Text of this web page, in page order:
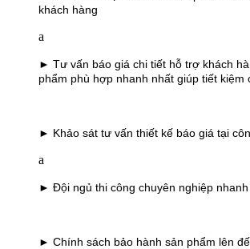
khách hàng
a
► Tư vấn báo giá chi tiết hỗ trợ khách
phẩm phù hợp nhanh nhất giúp tiết kiệm
► Khảo sát tư vấn thiết kế báo giá tại
a
► Đội ngủ thi công chuyên nghiệp nhanh
► Chính sách bảo hành sản phẩm lên